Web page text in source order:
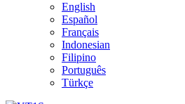
English
Español
Français
Indonesian
Filipino
Português
Türkçe